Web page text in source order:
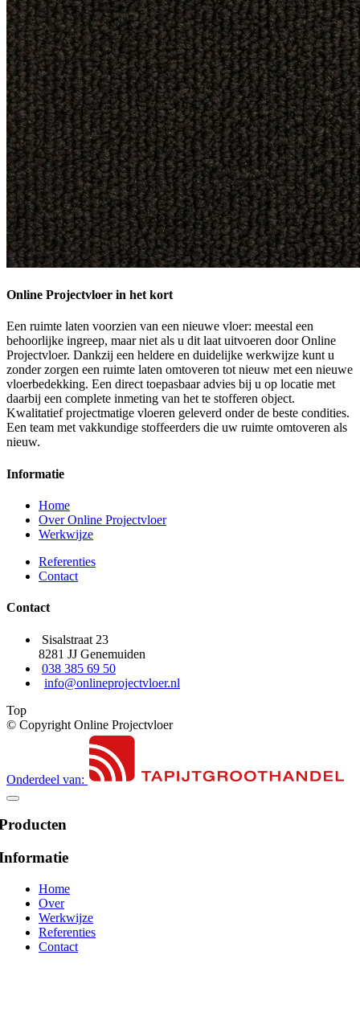
Online Projectvloer in het kort
Een ruimte laten voorzien van een nieuwe vloer: meestal een
behoorlijke ingreep, maar niet als u dit laat uitvoeren door Online
Projectvloer. Dankzij een heldere en duidelijke werkwijze kunt u
zonder zorgen een ruimte laten omtoveren tot nieuw met een nieuwe
vloerbedekking. Een direct toepasbaar advies bij u op locatie met
daarbij een complete inmeting van het te stofferen object.
Kwalitatief projectmatige vloeren geleverd onder de beste condities.
Een team met vakkundige stoffeerders die uw ruimte omtoveren als
nieuw.
Informatie
Home
Over Online Projectvloer
Werkwijze
Referenties
Contact
Contact
Sisalstraat 23
8281 JJ Genemuiden
038 385 69 50
info@onlineprojectvloer.nl
Top
© Copyright Online Projectvloer
Onderdeel van:
Home
Over
Werkwijze
Referenties
Contact